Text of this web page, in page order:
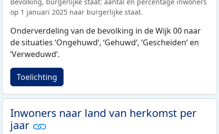
op 1 januari 2025 naar burgerlijke staat.
Onderverdeling van de bevolking in de Wijk 00 naar
de situaties ‘Ongehuwd‘, ‘Gehuwd‘, ‘Gescheiden‘ en
‘Verweduwd‘.
Toelichting
Inwoners naar land van herkomst per
jaar